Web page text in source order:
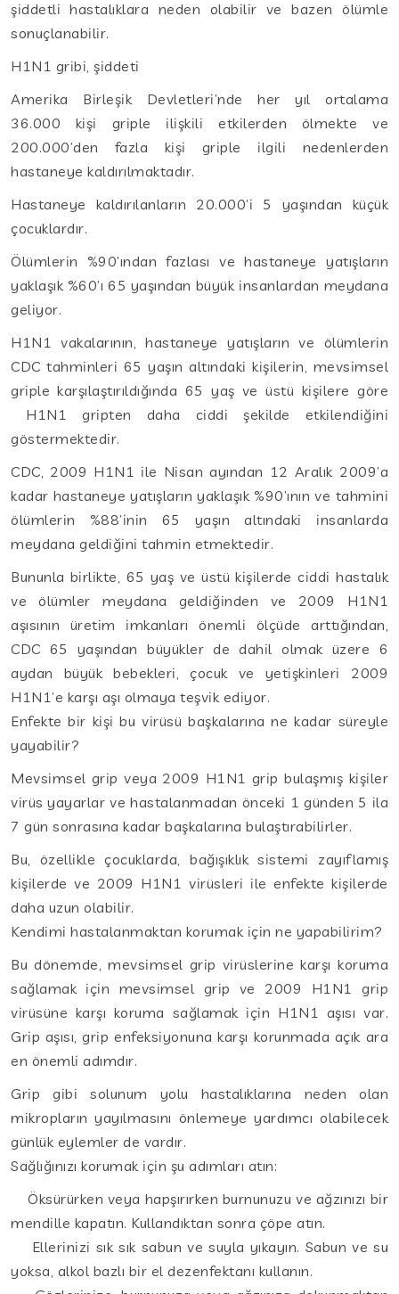
şiddetli hastalıklara neden olabilir ve bazen ölümle
sonuçlanabilir.
H1N1 gribi, şiddeti
Amerika Birleşik Devletleri’nde her yıl ortalama
36.000 kişi griple ilişkili etkilerden ölmekte ve
200.000’den fazla kişi griple ilgili nedenlerden
hastaneye kaldırılmaktadır.
Hastaneye kaldırılanların 20.000’i 5 yaşından küçük
çocuklardır.
Ölümlerin %90’ından fazlası ve hastaneye yatışların
yaklaşık %60’ı 65 yaşından büyük insanlardan meydana
geliyor.
H1N1 vakalarının, hastaneye yatışların ve ölümlerin
CDC tahminleri 65 yaşın altındaki kişilerin, mevsimsel
griple karşılaştırıldığında 65 yaş ve üstü kişilere göre
H1N1 gripten daha ciddi şekilde etkilendiğini
göstermektedir.
CDC, 2009 H1N1 ile Nisan ayından 12 Aralık 2009’a
kadar hastaneye yatışların yaklaşık %90’ının ve tahmini
ölümlerin %88’inin 65 yaşın altındaki insanlarda
meydana geldiğini tahmin etmektedir.
Bununla birlikte, 65 yaş ve üstü kişilerde ciddi hastalık
ve ölümler meydana geldiğinden ve 2009 H1N1
aşısının üretim imkanları önemli ölçüde arttığından,
CDC 65 yaşından büyükler de dahil olmak üzere 6
aydan büyük bebekleri, çocuk ve yetişkinleri 2009
H1N1’e karşı aşı olmaya teşvik ediyor.
Enfekte bir kişi bu virüsü başkalarına ne kadar süreyle
yayabilir?
Mevsimsel grip veya 2009 H1N1 grip bulaşmış kişiler
virüs yayarlar ve hastalanmadan önceki 1 günden 5 ila
7 gün sonrasına kadar başkalarına bulaştırabilirler.
Bu, özellikle çocuklarda, bağışıklık sistemi zayıflamış
kişilerde ve 2009 H1N1 virüsleri ile enfekte kişilerde
daha uzun olabilir.
Kendimi hastalanmaktan korumak için ne yapabilirim?
Bu dönemde, mevsimsel grip virüslerine karşı koruma
sağlamak için mevsimsel grip ve 2009 H1N1 grip
virüsüne karşı koruma sağlamak için H1N1 aşısı var.
Grip aşısı, grip enfeksiyonuna karşı korunmada açık ara
en önemli adımdır.
Grip gibi solunum yolu hastalıklarına neden olan
mikropların yayılmasını önlemeye yardımcı olabilecek
günlük eylemler de vardır.
Sağlığınızı korumak için şu adımları atın:
Öksürürken veya hapşırırken burnunuzu ve ağzınızı bir
mendille kapatın. Kullandıktan sonra çöpe atın.
Ellerinizi sık sık sabun ve suyla yıkayın. Sabun ve su
yoksa, alkol bazlı bir el dezenfektanı kullanın.